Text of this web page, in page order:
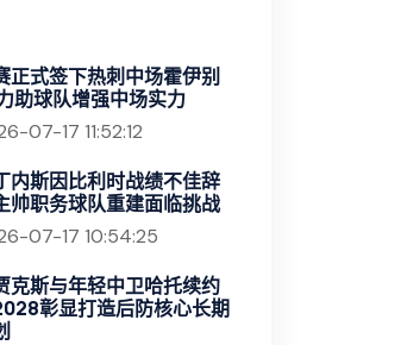
正式签下热刺中场霍伊别
助球队增强中场实力
07-17 11:52:12
内斯因比利时战绩不佳辞
帅职务球队重建面临挑战
07-17 10:54:25
克斯与年轻中卫哈托续约
彰显打造后防核心长期